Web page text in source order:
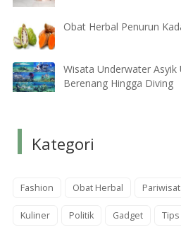
Obat Herbal Penurun
Wisata Underwater Asyik
Berenang Hingga Diving
Kategori
Fashion Obat Herbal
Kuliner Politik Gadget Tips